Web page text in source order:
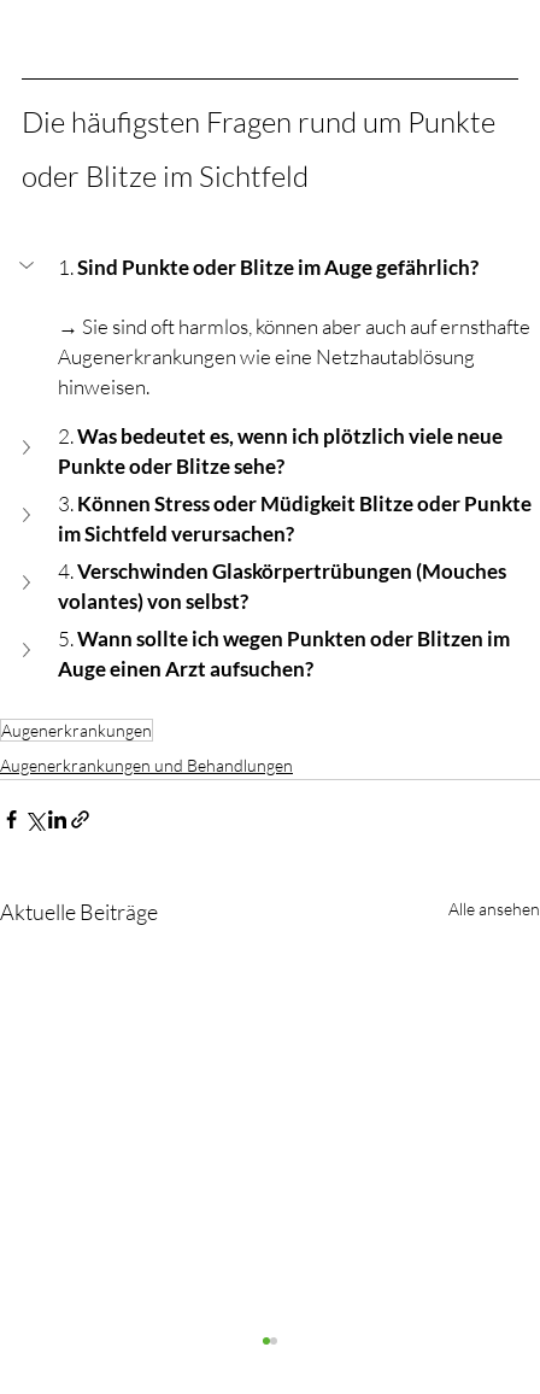
Die häufigsten Fragen rund um Punkte
oder Blitze im Sichtfeld
1. Sind Punkte oder Blitze im Auge gefährlich?
→ Sie sind oft harmlos, können aber auch auf ernsthafte
Augenerkrankungen wie eine Netzhautablösung
hinweisen.
2. Was bedeutet es, wenn ich plötzlich viele neue
Punkte oder Blitze sehe?
3. Können Stress oder Müdigkeit Blitze oder Punkte
im Sichtfeld verursachen?
4. Verschwinden Glaskörpertrübungen (Mouches
volantes) von selbst?
5. Wann sollte ich wegen Punkten oder Blitzen im
Auge einen Arzt aufsuchen?
Augenerkrankungen
Augenerkrankungen und Behandlungen
Aktuelle Beiträge Alle ansehen